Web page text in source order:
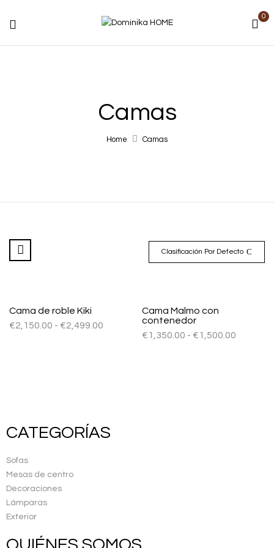
0
Camas
Home Camas
Clasificación Por Defecto
Cama de roble Kiki
€2,150.00 - €2,499.00
Cama Malmo con
contenedor
€1,350.00 - €1,500.00
CATEGORÍAS
Sofas
Mesas de centro
Decoraciones
Lámparas
Exterior